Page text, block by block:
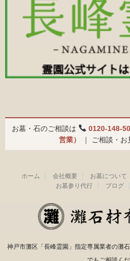
お墓・石のご相談は 0120-148-
営業）
｜ ご相談・
ホーム 会社概要 お墓について
お墓参り代行
ブログ
神戸市灘区「長峰霊園」指定専属業者の灘